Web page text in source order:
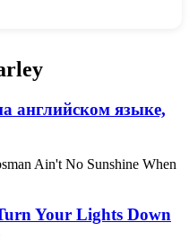
английском языке,
Ain't No Sunshine When
Your Lights Down